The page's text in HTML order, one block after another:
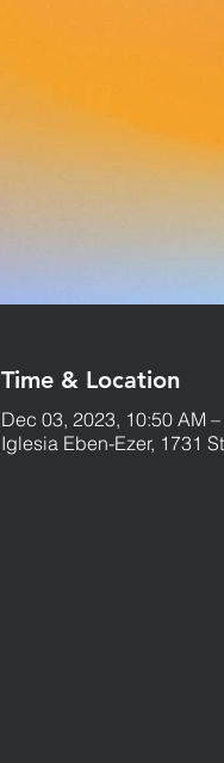
Time & Location
Dec 03, 2023, 10:50 AM
Iglesia Eben-Ezer, 1731